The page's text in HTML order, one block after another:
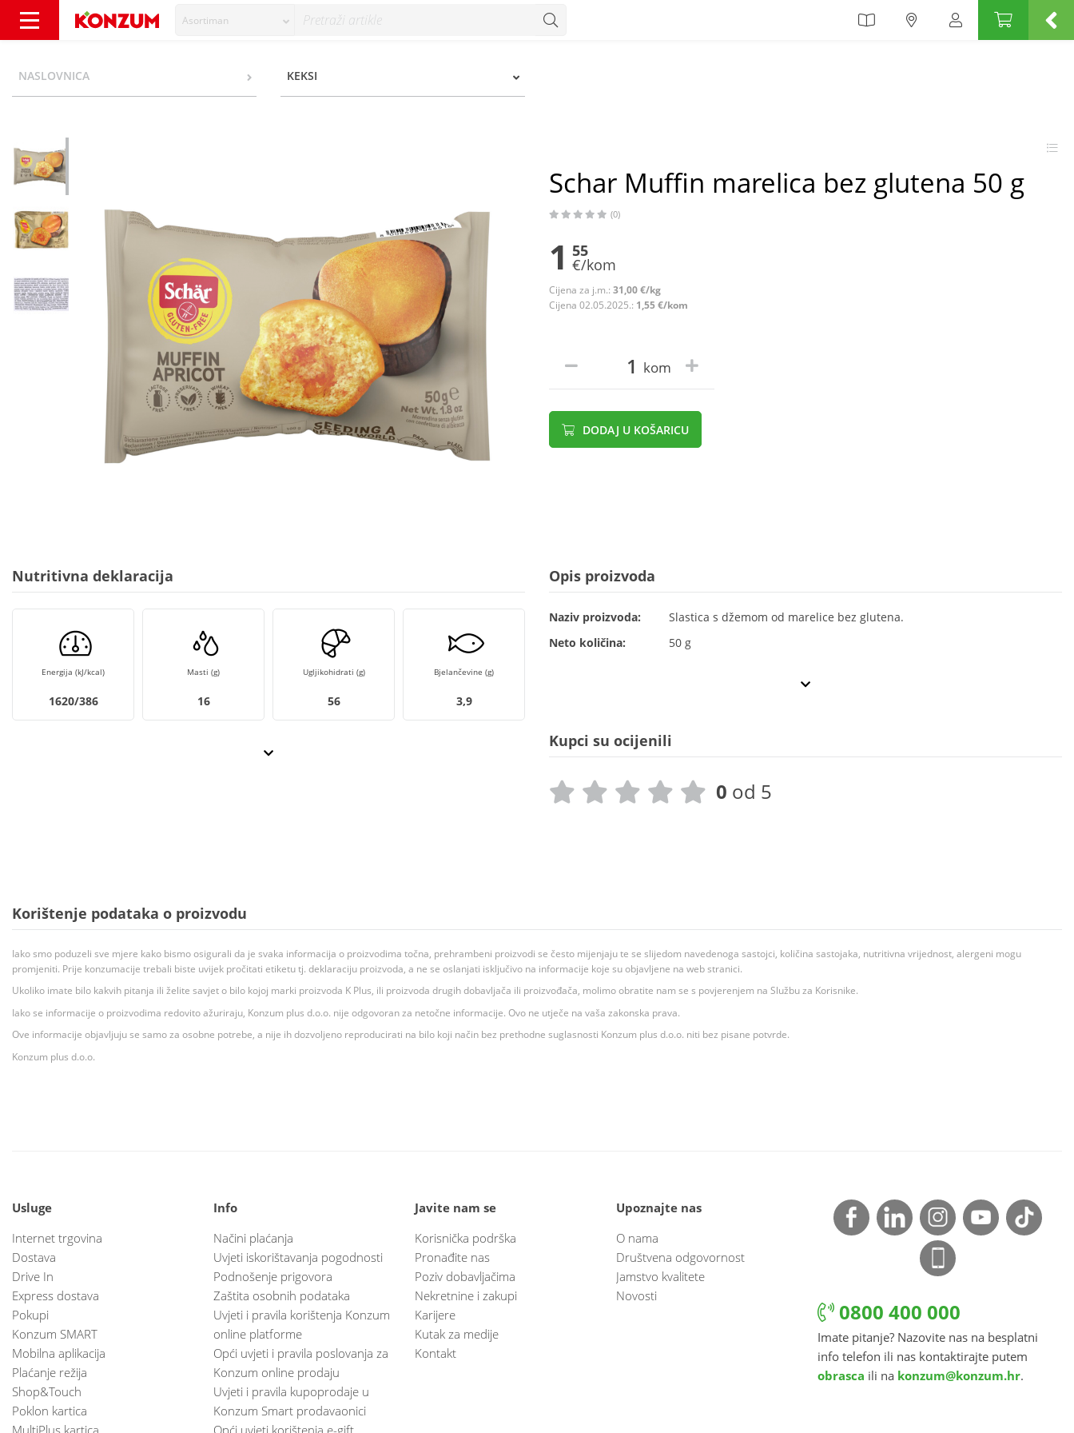
Asortiman
NASLOVNICA KEKSI
Schar Muffin marelica bez glutena 50 g
(0)
1 55
€/kom
Cijena za j.m.: 31,00 €/kg
Cijena 02.05.2025.: 1,55 €/kom
kom
DODAJ U KOŠARICU
Nutritivna deklaracija
Energija (kJ/kcal)
1620/386
Masti (g)
16
Ugljikohidrati (g)
56
Bjelančevine (g)
3,9
Opis proizvoda
Naziv proizvoda:
Slastica s džemom od marelice bez glutena.
Neto količina:
50 g
Kupci su ocijenili
0 od 5
Korištenje podataka o proizvodu
Iako smo poduzeli sve mjere kako bismo osigurali da je svaka informacija o proizvodima točna, prehrambeni proizvodi se često mijenjaju te se slijedom navedenoga sastojci, količina sastojaka, nutritivna vrijednost, alergeni mogu
promjeniti. Prije konzumacije trebali biste uvijek pročitati etiketu tj. deklaraciju proizvoda, a ne se oslanjati isključivo na informacije koje su objavljene na web stranici.
Ukoliko imate bilo kakvih pitanja ili želite savjet o bilo kojoj marki proizvoda K Plus, ili proizvoda drugih dobavljača ili proizvođača, molimo obratite nam se s povjerenjem na Službu za Korisnike.
Iako se informacije o proizvodima redovito ažuriraju, Konzum plus d.o.o. nije odgovoran za netočne informacije. Ovo ne utječe na vaša zakonska prava.
Ove informacije objavljuju se samo za osobne potrebe, a nije ih dozvoljeno reproducirati na bilo koji način bez prethodne suglasnosti Konzum plus d.o.o. niti bez pisane potvrde.
Konzum plus d.o.o.
Usluge
Internet trgovina
Dostava
Drive In
Express dostava
Pokupi
Konzum SMART
Mobilna aplikacija
Plaćanje režija
Shop&Touch
Poklon kartica
MultiPlus kartica
Info
Načini plaćanja
Uvjeti iskorištavanja pogodnosti
Podnošenje prigovora
Zaštita osobnih podataka
Uvjeti i pravila korištenja Konzum
online platforme
Opći uvjeti i pravila poslovanja za
Konzum online prodaju
Uvjeti i pravila kupoprodaje u
Konzum Smart prodavaonici
Opći uvjeti korištenja e-gift
Javite nam se
Korisnička podrška
Pronađite nas
Poziv dobavljačima
Nekretnine i zakupi
Karijere
Kutak za medije
Kontakt
Upoznajte nas
O nama
Društvena odgovornost
Jamstvo kvalitete
Novosti
0800 400 000
Imate pitanje? Nazovite nas na besplatni
info telefon ili nas kontaktirajte putem
obrasca ili na konzum@konzum.hr.